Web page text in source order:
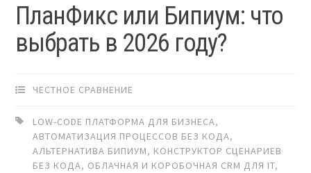
ПланФикс или Бипиум: что
выбрать в 2026 году?
ЧЕСТНОЕ СРАВНЕНИЕ
LOW-CODE ПЛАТФОРМА ДЛЯ БИЗНЕСА,
АВТОМАТИЗАЦИЯ ПРОЦЕССОВ БЕЗ КОДА,
АЛЬТЕРНАТИВА БИПИУМ, КОНСТРУКТОР СЦЕНАРИЕВ
БЕЗ КОДА, ОБЛАЧНАЯ И КОРОБОЧНАЯ CRM ДЛЯ IT,